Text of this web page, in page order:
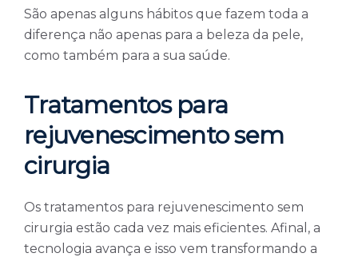
São apenas alguns hábitos que fazem toda a
diferença não apenas para a beleza da pele,
como também para a sua saúde.
Tratamentos para
rejuvenescimento sem
cirurgia
Os tratamentos para rejuvenescimento sem
cirurgia estão cada vez mais eficientes. Afinal, a
tecnologia avança e isso vem transformando a